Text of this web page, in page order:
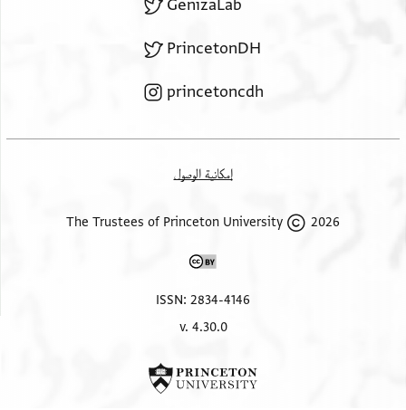
GenizaLab
PrincetonDH
princetoncdh
إمكانية الوصول
2026 The Trustees of Princeton University
ISSN: 2834-4146
v. 4.30.0